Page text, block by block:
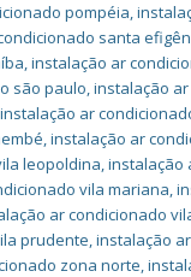
pompéia,
santa
,instalação ar
são paulo,instalação
instalação ar
,instalação ar
leopoldina,instalação
vila mariana,
ar condicionado
prudente,instalação
zona norte,